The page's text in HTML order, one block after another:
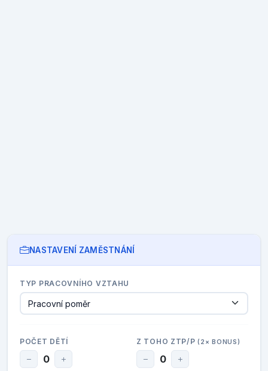
NASTAVENÍ ZAMĚSTNÁNÍ
TYP PRACOVNÍHO VZTAHU
POČET DĚTÍ
0
Z TOHO ZTP/P(2× BONUS)
0